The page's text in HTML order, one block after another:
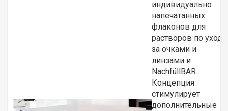
индивидуально
напечатанных
флаконов для
растворов по уходу
за очками и
линзами и
NachfüllBAR.
Концепция
стимулирует
дополнительные